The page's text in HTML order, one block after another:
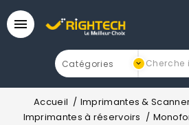

Accueil Imprimantes &
Imprimantes à réservoirs